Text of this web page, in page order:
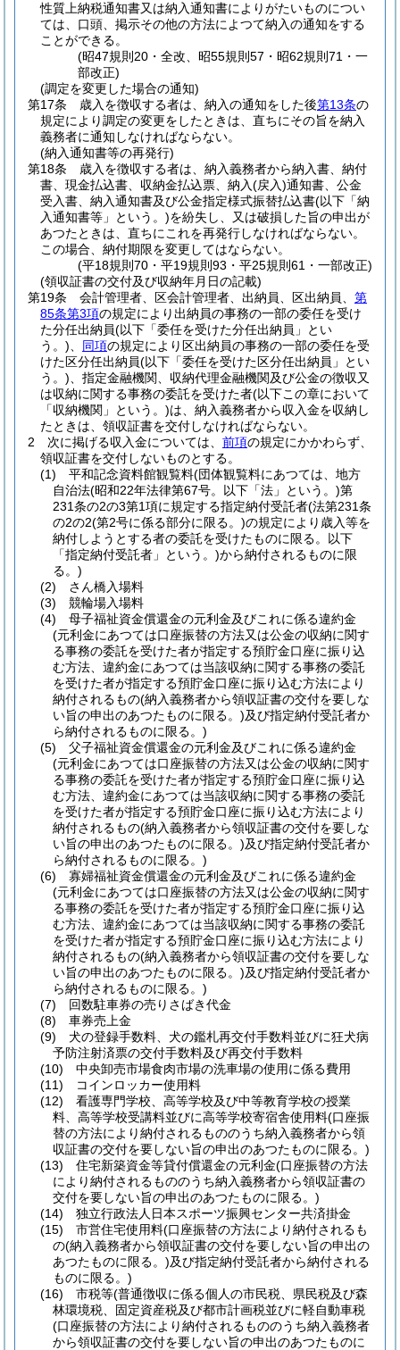
性質上納税通知書又は納入通知書によりがたいものについ
ては、口頭、掲示その他の方法によつて納入の通知をする
ことができる。
(昭47規則20・全改、昭55規則57・昭62規則71・一
部改正)
(調定を変更した場合の通知)
第17条
歳入を徴収する者は、納入の通知をした後第13条の
規定により調定の変更をしたときは、直ちにその旨を納入
義務者に通知しなければならない。
(納入通知書等の再発行)
第18条
歳入を徴収する者は、納入義務者から納入書、納付
書、現金払込書、収納金払込票、納入(戻入)通知書、公金
受入書、納入通知書及び公金指定様式振替払込書(以下「納
入通知書等」という。)を紛失し、又は破損した旨の申出が
あつたときは、直ちにこれを再発行しなければならない。
この場合、納付期限を変更してはならない。
(平18規則70・平19規則93・平25規則61・一部改正)
(領収証書の交付及び収納年月日の記載)
第19条
会計管理者、区会計管理者、出納員、区出納員、 第
85条第3項の規定により出納員の事務の一部の委任を受け
た分任出納員(以下「委任を受けた分任出納員」とい
う。)
同項の規定により区出納員の事務の一部の委任を受
けた区分任出納員(以下「委任を受けた区分任出納員」とい
う。) 、指定金融機関、収納代理金融機関及び公金の徴収又
は収納に関する事務の委託を受けた者(以下この章において
「収納機関」という。)は、納入義務者から収入金を収納し
たときは、領収証書を交付しなければならない。
2
次に掲げる収入金については、 前項の規定にかかわらず、
領収証書を交付しないものとする。
(1)
平和記念資料館観覧料(団体観覧料にあつては、地方
自治法(昭和22年法律第67号。以下「法」という。)第
231条の2の3第1項に規定する指定納付受託者(法第231条
の2の2(第2号に係る部分に限る。)の規定により歳入等を
納付しようとする者の委託を受けたものに限る。以下
「指定納付受託者」という。)から納付されるものに限
る。)
(2)
さん橋入場料
(3)
競輪場入場料
(4)
母子福祉資金償還金の元利金及びこれに係る違約金
(元利金にあつては口座振替の方法又は公金の収納に関す
る事務の委託を受けた者が指定する預貯金口座に振り込
む方法、違約金にあつては当該収納に関する事務の委託
を受けた者が指定する預貯金口座に振り込む方法により
納付されるもの(納入義務者から領収証書の交付を要しな
い旨の申出のあつたものに限る。)及び指定納付受託者か
ら納付されるものに限る。)
(5)
父子福祉資金償還金の元利金及びこれに係る違約金
(元利金にあつては口座振替の方法又は公金の収納に関す
る事務の委託を受けた者が指定する預貯金口座に振り込
む方法、違約金にあつては当該収納に関する事務の委託
を受けた者が指定する預貯金口座に振り込む方法により
納付されるもの(納入義務者から領収証書の交付を要しな
い旨の申出のあつたものに限る。)及び指定納付受託者か
ら納付されるものに限る。)
(6)
寡婦福祉資金償還金の元利金及びこれに係る違約金
(元利金にあつては口座振替の方法又は公金の収納に関す
る事務の委託を受けた者が指定する預貯金口座に振り込
む方法、違約金にあつては当該収納に関する事務の委託
を受けた者が指定する預貯金口座に振り込む方法により
納付されるもの(納入義務者から領収証書の交付を要しな
い旨の申出のあつたものに限る。)及び指定納付受託者か
ら納付されるものに限る。)
(7)
回数駐車券の売りさばき代金
(8)
車券売上金
(9)
犬の登録手数料、犬の鑑札再交付手数料並びに狂犬病
予防注射済票の交付手数料及び再交付手数料
(10)
中央卸売市場食肉市場の洗車場の使用に係る費用
(11)
コインロッカー使用料
(12)
看護専門学校、高等学校及び中等教育学校の授業
料、高等学校受講料並びに高等学校寄宿舎使用料(口座振
替の方法により納付されるもののうち納入義務者から領
収証書の交付を要しない旨の申出のあつたものに限る。)
(13)
住宅新築資金等貸付償還金の元利金(口座振替の方法
により納付されるもののうち納入義務者から領収証書の
交付を要しない旨の申出のあつたものに限る。)
(14)
独立行政法人日本スポーツ振興センター共済掛金
(15)
市営住宅使用料(口座振替の方法により納付されるも
の(納入義務者から領収証書の交付を要しない旨の申出の
あつたものに限る。)及び指定納付受託者から納付される
ものに限る。)
(16)
市税等(普通徴収に係る個人の市民税、県民税及び森
林環境税、固定資産税及び都市計画税並びに軽自動車税
(口座振替の方法により納付されるもののうち納入義務者
から領収証書の交付を要しない旨の申出のあつたものに